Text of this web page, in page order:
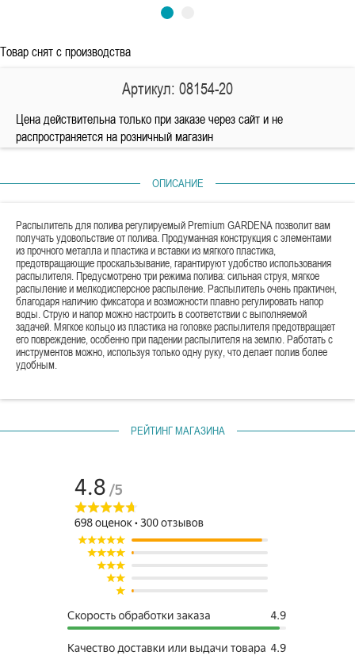
Товар снят с производства
Артикул: 08154-20
Цена действительна только при заказе через сайт и не
распространяется на розничный магазин
ОПИСАНИЕ
Распылитель для полива регулируемый Premium GARDENA позволит вам
получать удовольствие от полива. Продуманная конструкция с элементами
из прочного металла и пластика и вставки из мягкого пластика,
предотвращающие проскальзывание, гарантируют удобство использования
распылителя. Предусмотрено три режима полива: сильная струя, мягкое
распыление и мелкодисперсное распыление. Распылитель очень практичен,
благодаря наличию фиксатора и возможности плавно регулировать напор
воды. Струю и напор можно настроить в соответствии с выполняемой
задачей. Мягкое кольцо из пластика на головке распылителя предотвращает
его повреждение, особенно при падении распылителя на землю. Работать с
инструментов можно, используя только одну руку, что делает полив более
удобным.
РЕЙТИНГ МАГАЗИНА